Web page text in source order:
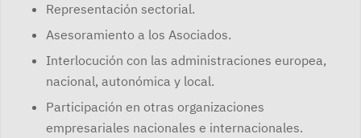
Representación sectorial.
Asesoramiento a los Asociados.
Interlocución con las administraciones europea,
nacional, autonómica y local.
Participación en otras organizaciones
empresariales nacionales e internacionales.